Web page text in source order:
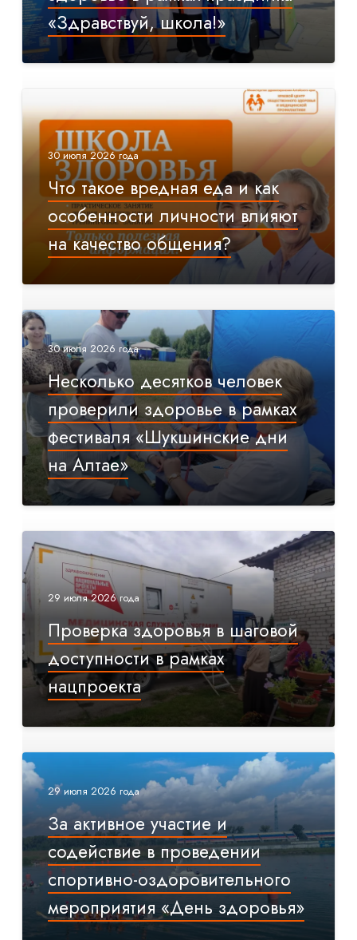
«Здравствуй, школа!»
30 июля 2026 года
Что такое вредная еда и как
особенности личности влияют
на качество общения?
30 июля 2026 года
Несколько десятков человек
проверили здоровье в рамках
фестиваля «Шукшинские дни
на Алтае»
29 июля 2026 года
Проверка здоровья в шаговой
доступности в рамках
нацпроекта
29 июля 2026 года
За активное участие и
содействие в проведении
спортивно-оздоровительного
мероприятия «День здоровья»